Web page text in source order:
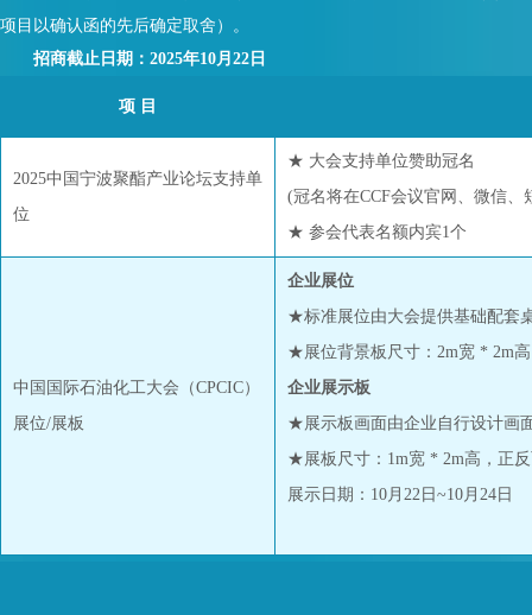
项目以确认函的先后确定取舍）。
招商截止日期：2025年10月22日
项 目
2025中国宁波聚酯产业论坛支持单
位
★ 大会支持单位赞助冠名
(冠名将在CCF会议官网、微信
★ 参会代表名额内宾1个
中国国际石油化工大会（CPCIC）
展位/展板
企业展位
★标准展位由大会提供基础配套
★展位背景板尺寸：2m宽 * 2m高
企业展示板
★展示板画面由企业自行设计画
★展板尺寸：1m宽 * 2m高，正
展示日期：10月22日~10月24日